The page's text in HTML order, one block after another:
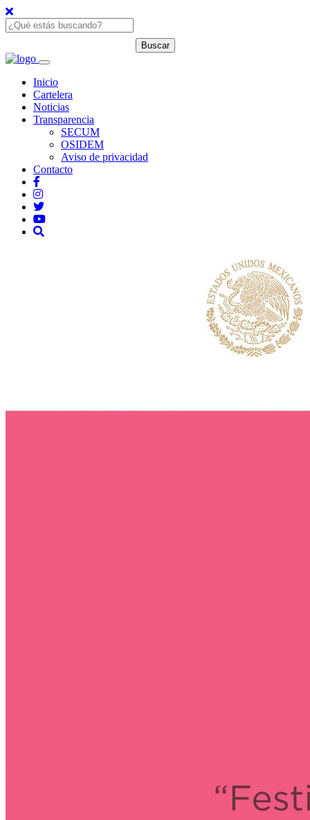
Inicio
Cartelera
Noticias
Transparencia
SECUM
OSIDEM
Aviso de privacidad
Contacto